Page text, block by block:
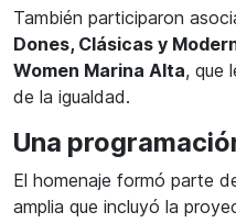
También participaron
Dones, Clásicas y
Women Marina Alta, que
de la igualdad.
Una
El homenaje formó parte
amplia que incluyó la